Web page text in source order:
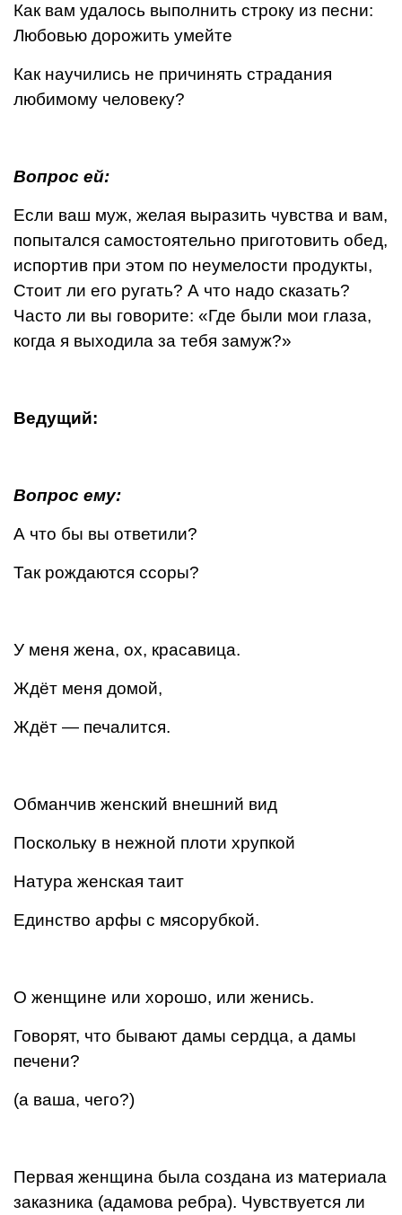
Как вам удалось выполнить строку из песни:
Любовью дорожить умейте
Как научились не причинять страдания
любимому человеку?
Вопрос ей:
Если ваш муж, желая выразить чувства и вам,
попытался самостоятельно приготовить обед,
ис­портив при этом по неумелости продукты,
Стоит ли его ругать? А что надо сказать?
Часто ли вы говорите: «Где были мои глаза,
когда я выходила за тебя замуж?»
Ведущий:
Вопрос ему:
А что бы вы ответили?
Так рождаются ссоры?
У меня жена, ох, красавица.
Ждёт меня домой,
Ждёт — печалится.
Обманчив женский внешний вид
Поскольку в нежной плоти хрупкой
Натура женская таит
Единство арфы с мясорубкой.
О женщине или хорошо, или женись.
Говорят, что бывают дамы сердца, а дамы
печени?
(а ваша, чего?)
Первая женщина была создана из материала
заказника (адамова ребра). Чувствуется ли